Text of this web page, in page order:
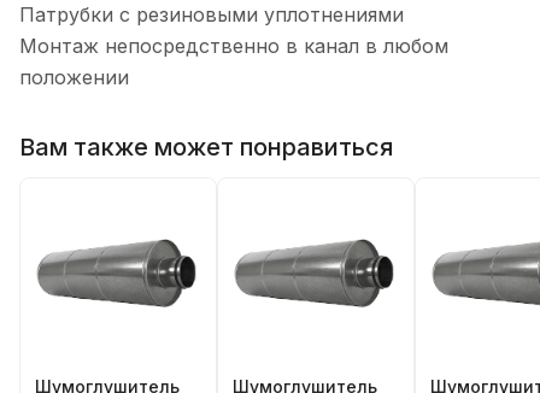
Патрубки с резиновыми уплотнениями
Монтаж непосредственно в канал в любом
положении
Вам также может понравиться
Шумоглушитель
Шумоглушитель